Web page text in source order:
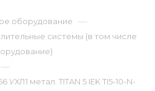
оборудование —
системы (в том числе
—
метал. TITAN 5 IEK TI5-10-N-